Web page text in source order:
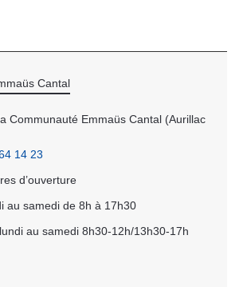
Cantal
Communauté Emmaüs Cantal (Aurillac
14 23
d’ouverture
au samedi de 8h à 17h30
au samedi 8h30-12h/13h30-17h